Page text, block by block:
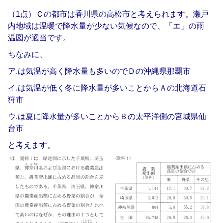
（1点）Ｃの都市は香川県の高松市と考えられます。瀬戸
内地域は温暖で降水量が少ない気候なので、「エ」の雨
温図が適当です。
ちなみに、
ア.は気温が高く降水量も多いのでＤの沖縄県那覇市
イ.は気温が低く冬に降水量が多いことからＡの北海道石
狩市
ウ.は夏に降水量が多いことからＢの太平洋側の宮城県仙
台市
と考えます。